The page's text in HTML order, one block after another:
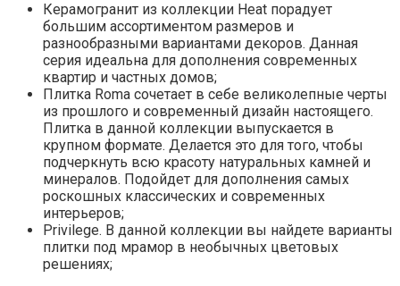
Керамогранит из коллекции Heat порадует
большим ассортиментом размеров и
разнообразными вариантами декоров. Данная
серия идеальна для дополнения современных
квартир и частных домов;
Плитка Roma сочетает в себе великолепные черты
из прошлого и современный дизайн настоящего.
Плитка в данной коллекции выпускается в
крупном формате. Делается это для того, чтобы
подчеркнуть всю красоту натуральных камней и
минералов. Подойдет для дополнения самых
роскошных классических и современных
интерьеров;
Privilege. В данной коллекции вы найдете варианты
плитки под мрамор в необычных цветовых
решениях;